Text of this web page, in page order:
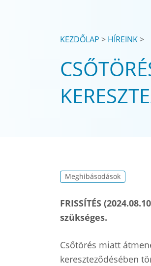
KEZDŐLAP HÍREINK
Meghibásodások
FRISSÍTÉS
szükséges.
Csőtörés miatt
kereszteződésében